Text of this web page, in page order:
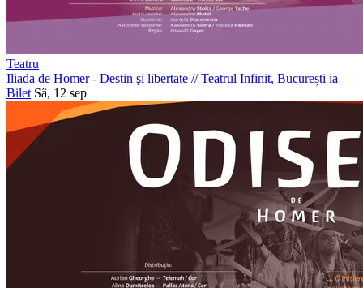
Teatru
Iliada de Homer - Destin şi libertate //Teatrul Infinit, București ia
Bilet Sâ, 12 sep